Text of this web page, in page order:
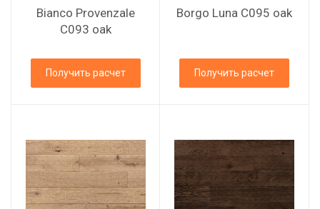
Bianco Provenzale
C093 oak
Получить расчет
Borgo Luna C095 oak
Получить расчет